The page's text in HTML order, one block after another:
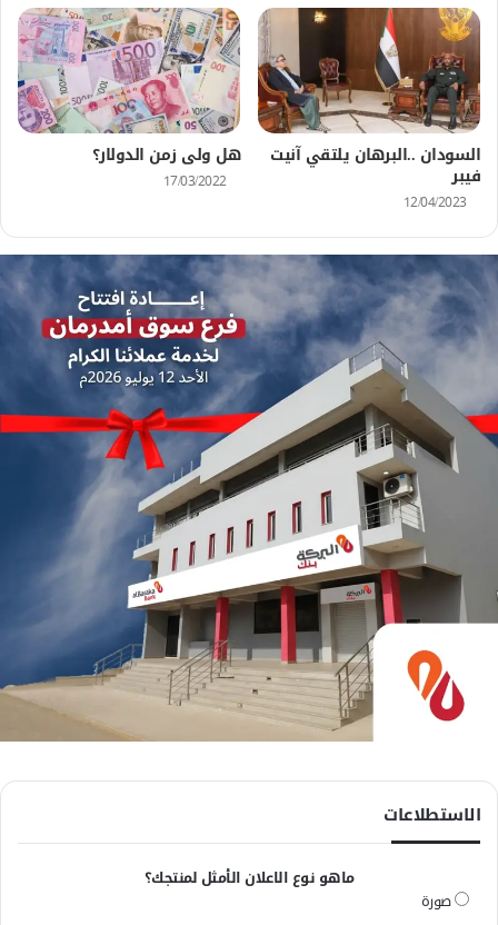
السودان ..البرهان يلتقي آنيت
فيبر
12/04/2023
هل ولى زمن الدولار؟
17/03/2022
الاستطلاعات
ماهو نوع الاعلان الأمثل لمنتجك؟
صورة